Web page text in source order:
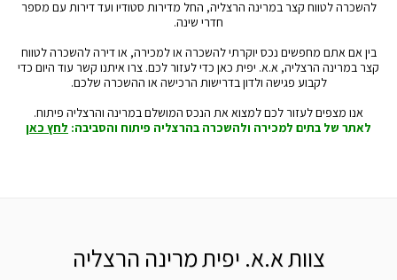
להשכרה לטווח קצר במרינה הרצליה, החל מדירות סטודיו ועד דירות עם מספר
חדרי שינה.
בין אם אתם מחפשים נכס יוקרתי להשכרה או למכירה, או דירה להשכרה לטווח
קצר במרינה הרצליה, א.א. יפית כאן כדי לעזור לכם. צרו איתנו קשר עוד היום כדי
לקבוע פגישה ולדון בדרישות הרכישה או ההשכרה שלכם.
אנו מצפים לעזור לכם למצוא את הנכס המושלם במרינה והרצליה פיתוח.
לאתר של בתים למכירה ולהשכרה בהרצליה פיתוח והסביבה:לחץ כאן
צוות א.א. יפית מרינה הרצליה